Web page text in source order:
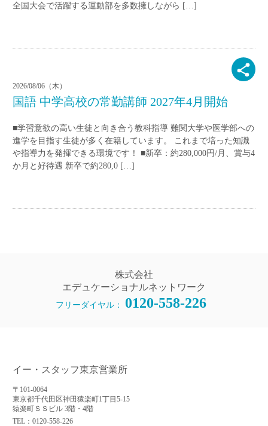
全国大会で活躍する運動部を多数擁しながら […]
2026/08/06（木）
国語 中学高校の常勤講師 2027年4月開始
■学習意欲の高い生徒と向き合う教科指導 難関大学や医学部への
進学を目指す生徒が多く在籍しています。 これまで培った知識
や指導力を発揮できる環境です！ ■新卒：約280,000円/月、賞与4
か月と好待遇 新卒で約280,0 […]
株式会社
エデュケーショナルネットワーク
フリーダイヤル： 0120-558-226
イー・スタッフ東京営業所
〒101-0064
東京都千代田区神田猿楽町1丁目5-15
猿楽町ＳＳビル 3階・4階
TEL：0120-558-226